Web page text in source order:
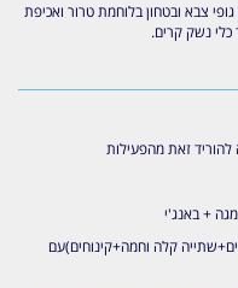
צבא ובטחון בלוחמת טרור ואכיפת
נשק קרים.
זאת מהפעילות
קלה וחמה+קינוחים)עם